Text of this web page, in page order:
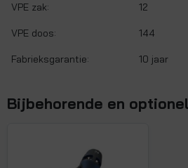
VPE zak: 12
VPE doos: 144
Fabrieksgarantie: 10 jaar
Bijbehorende en